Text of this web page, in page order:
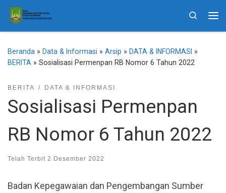
Skip to content
Search
Beranda » Data & Informasi » Arsip » DATA & INFORMASI »
BERITA » Sosialisasi Permenpan RB Nomor 6 Tahun 2022
BERITA DATA & INFORMASI
Sosialisasi Permenpan
RB Nomor 6 Tahun 2022
Telah Terbit 2 Desember 2022
Badan Kepegawaian dan Pengembangan Sumber